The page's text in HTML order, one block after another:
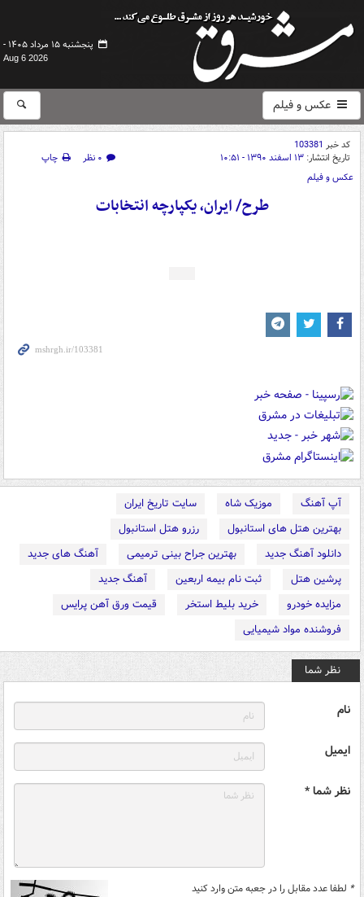
پنجشنبه ۱۵ مرداد ۱۴۰۵ -
Aug 6 2026
عکس و فیلم
کد خبر 103381
تاریخ انتشار: ۱۳ اسفند ۱۳۹۰ - ۱۰:۵۱ ۰ نظر
چاپ
عکس و فیلم
طرح/ ایران، یکپارچه انتخابات
آپ آهنگ موزیک شاه
سایت تاریخ ایران
بهترین هتل های استانبول
رزرو هتل استانبول
دانلود آهنگ جدید
بهترین جراح بینی ترمیمی
آهنگ های جدید
پرشین هتل
ثبت نام بیمه اربعین
آهنگ جدید
مزایده خودرو
خرید بلیط استخر
قیمت ورق آهن پرایس
فروشنده مواد شیمیایی
نظر شما
نام
ایمیل
نظر شما *
* لطفا عدد مقابل را در جعبه متن وارد کنید